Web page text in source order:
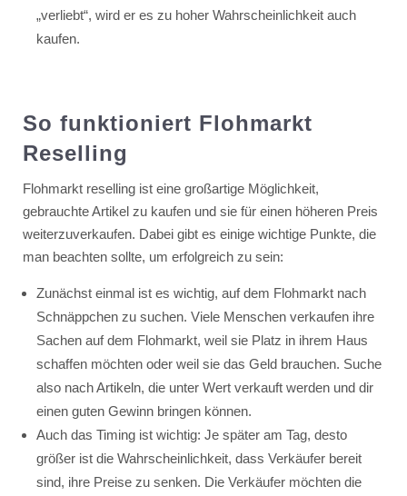
„verliebt“, wird er es zu hoher Wahrscheinlichkeit auch
kaufen.
So funktioniert Flohmarkt
Reselling
Flohmarkt reselling ist eine großartige Möglichkeit,
gebrauchte Artikel zu kaufen und sie für einen höheren Preis
weiterzuverkaufen. Dabei gibt es einige wichtige Punkte, die
man beachten sollte, um erfolgreich zu sein:
Zunächst einmal ist es wichtig, auf dem Flohmarkt nach
Schnäppchen zu suchen. Viele Menschen verkaufen ihre
Sachen auf dem Flohmarkt, weil sie Platz in ihrem Haus
schaffen möchten oder weil sie das Geld brauchen. Suche
also nach Artikeln, die unter Wert verkauft werden und dir
einen guten Gewinn bringen können.
Auch das Timing ist wichtig: Je später am Tag, desto
größer ist die Wahrscheinlichkeit, dass Verkäufer bereit
sind, ihre Preise zu senken. Die Verkäufer möchten die